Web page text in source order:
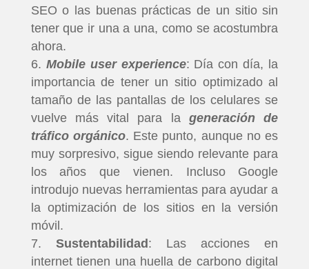
SEO o las buenas prácticas de un sitio sin
tener que ir una a una, como se acostumbra
ahora.
Mobile user experience: Día con día, la
importancia de tener un sitio optimizado al
tamaño de las pantallas de los celulares se
vuelve más vital para la generación de
tráfico orgánico. Este punto, aunque no es
muy sorpresivo, sigue siendo relevante para
los años que vienen. Incluso Google
introdujo nuevas herramientas para ayudar a
la optimización de los sitios en la versión
móvil.
Sustentabilidad : Las acciones en
internet tienen una huella de carbono digital